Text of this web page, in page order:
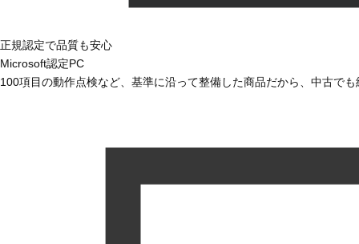
正規認定で品質も安心
Microsoft認定PC
100項目の動作点検など、基準に沿って整備した商品だから、中古で